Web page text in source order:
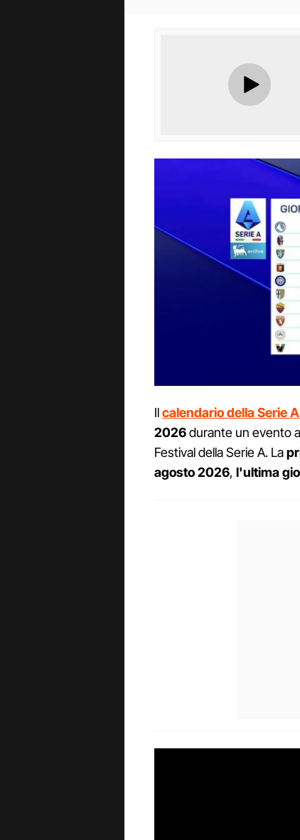
Ilcalendario della Serie
2026durante un evento
Festival della Serie A. La
agosto 2026, l'ultima